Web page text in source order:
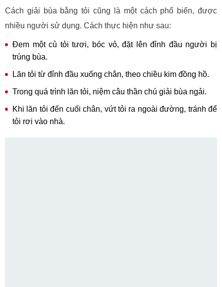
Cách giải bùa bằng tỏi cũng là một cách phổ biến, được
nhiều người sử dụng. Cách thực hiện như sau:
Đem một củ tỏi tươi, bóc vỏ, đặt lên đỉnh đầu người bị
trúng bùa.
Lăn tỏi từ đỉnh đầu xuống chân, theo chiều kim đồng hồ.
Trong quá trình lăn tỏi, niệm câu thần chú giải bùa ngải.
Khi lăn tỏi đến cuối chân, vứt tỏi ra ngoài đường, tránh để
tỏi rơi vào nhà.